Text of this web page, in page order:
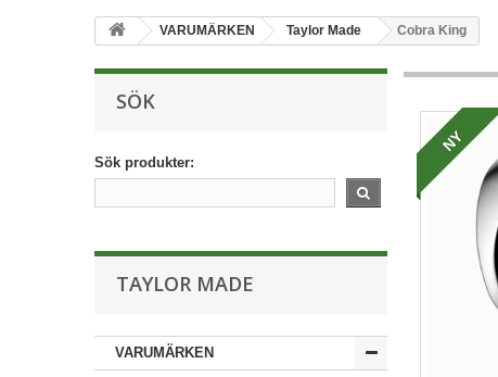
VARUMÄRKEN Taylor Made Cobra King
SÖK
Sök produkter:
TAYLOR MADE
VARUMÄRKEN
NY